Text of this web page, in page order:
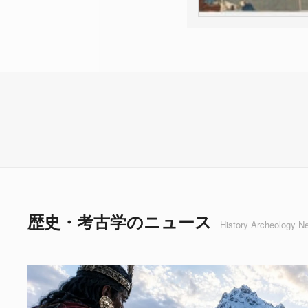
歴史・考古学のニュース History Archeology